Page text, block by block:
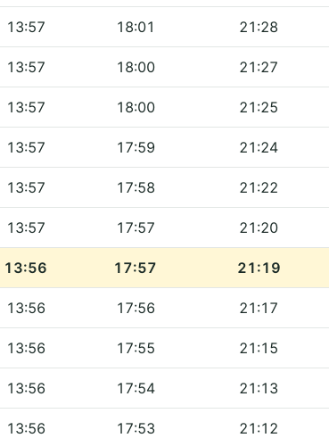
13:57 18:01 21:28
13:57 18:00 21:27
13:57 18:00 21:25
13:57 17:59 21:24
13:57 17:58 21:22
13:57 17:57 21:20
13:56 17:57 21:19
13:56 17:56 21:17
13:56 17:55 21:15
13:56 17:54 21:13
13:56 17:53 21:12